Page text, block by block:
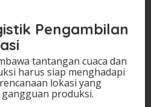
Pengambilan
tantangan cuaca dan
harus siap menghadapi
lokasi yang
produksi.